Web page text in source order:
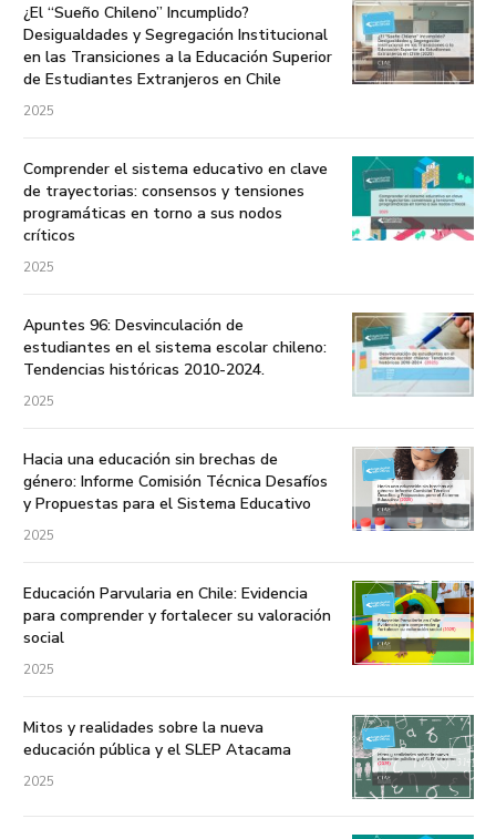
¿El “Sueño Chileno” Incumplido?
Desigualdades y Segregación Institucional
en las Transiciones a la Educación Superior
de Estudiantes Extranjeros en Chile
2025
Comprender el sistema educativo en clave
de trayectorias: consensos y tensiones
programáticas en torno a sus nodos
críticos
2025
Apuntes 96: Desvinculación de
estudiantes en el sistema escolar chileno:
Tendencias históricas 2010-2024.
2025
Hacia una educación sin brechas de
género: Informe Comisión Técnica Desafíos
y Propuestas para el Sistema Educativo
2025
Educación Parvularia en Chile: Evidencia
para comprender y fortalecer su valoración
social
2025
Mitos y realidades sobre la nueva
educación pública y el SLEP Atacama
2025